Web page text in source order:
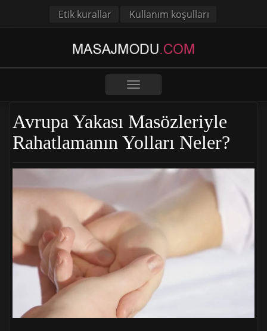
Etik kurallar Kullanım koşulları
Toggle
navigation
Avrupa Yakası Masözleriyle
Rahatlamanın Yolları Neler?